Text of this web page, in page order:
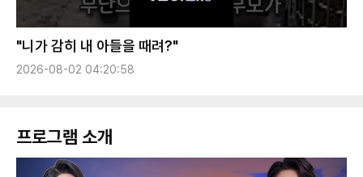
"니가 감히 내 아들을 때려?"
2026-08-02 04:20:58
프로그램 소개